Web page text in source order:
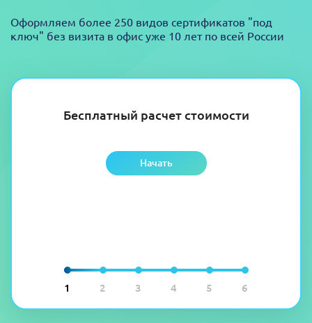
1 2 3 4 5 6
Бесплатный расчет стоимости
Начать
Оформляем более 250 видов сертификатов "под
ключ" без визита в офис уже 10 лет по всей России